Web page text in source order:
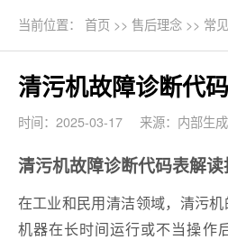
当前位置： 首页>> 售后理念>> 常
清污机故障诊断代
时间：2025-03-17 来源：内部生成
清污机故障诊断代码表解
在工业和民用清洁领域，清污机
机器在长时间运行或不当操作